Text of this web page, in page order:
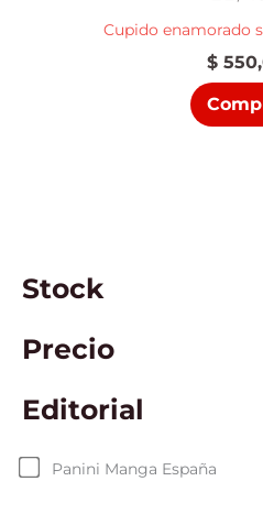
Stock
Precio
Editorial
Panini Manga España
Cupido enamorado
$